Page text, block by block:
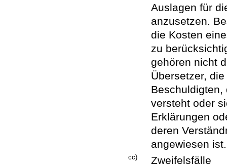
Auslagen für
anzusetzen.
die Kosten
zu
gehören nicht
Übersetzer,
Beschuldigten,
versteht oder
Erklärungen
deren
angewiesen ist.
cc)
Zweifelsfälle